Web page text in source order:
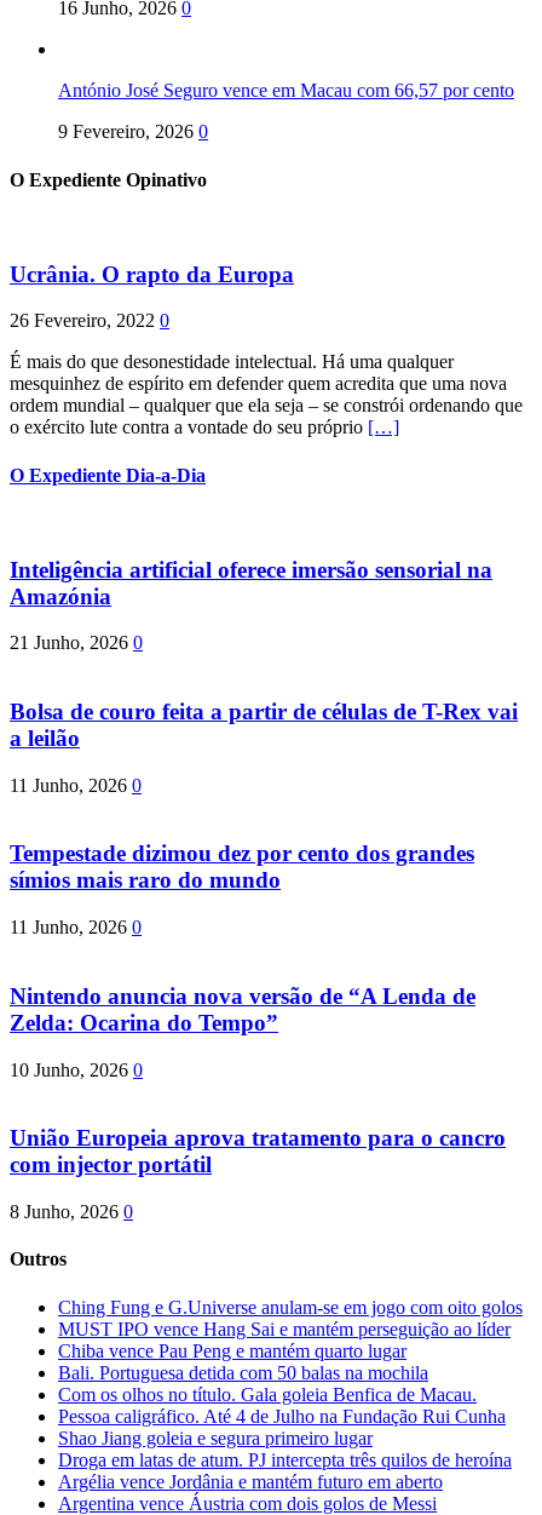
16 Junho, 2026 0
António José Seguro vence em Macau com 66,57 por cento
9 Fevereiro, 2026 0
O Expediente Opinativo
Ucrânia. O rapto da Europa
26 Fevereiro, 2022 0
É mais do que desonestidade intelectual. Há uma qualquer
mesquinhez de espírito em defender quem acredita que uma nova
ordem mundial – qualquer que ela seja – se constrói ordenando que
o exército lute contra a vontade do seu próprio […]
O Expediente Dia-a-Dia
Inteligência artificial oferece imersão sensorial na
Amazónia
21 Junho, 2026 0
Bolsa de couro feita a partir de células de T-Rex vai
a leilão
11 Junho, 2026 0
Tempestade dizimou dez por cento dos grandes
símios mais raro do mundo
11 Junho, 2026 0
Nintendo anuncia nova versão de “A Lenda de
Zelda: Ocarina do Tempo”
10 Junho, 2026 0
União Europeia aprova tratamento para o cancro
com injector portátil
8 Junho, 2026 0
Outros
Ching Fung e G.Universe anulam-se em jogo com oito golos
MUST IPO vence Hang Sai e mantém perseguição ao líder
Chiba vence Pau Peng e mantém quarto lugar
Bali. Portuguesa detida com 50 balas na mochila
Com os olhos no título. Gala goleia Benfica de Macau.
Pessoa caligráfico. Até 4 de Julho na Fundação Rui Cunha
Shao Jiang goleia e segura primeiro lugar
Droga em latas de atum. PJ intercepta três quilos de heroína
Argélia vence Jordânia e mantém futuro em aberto
Argentina vence Áustria com dois golos de Messi